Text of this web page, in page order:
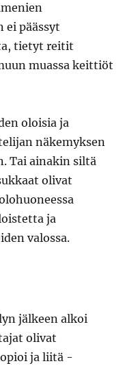
ei päässyt
tietyt reitit
muassa keittiöt
oloisia ja
näkemyksen
Tai ainakin siltä
olivat
ja
valossa.
jälkeen alkoi
olivat
ja liitä -